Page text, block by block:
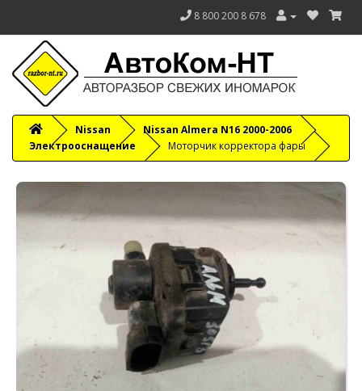
8 800 200 8 678
Nissan
Nissan Almera N16 2000-2006
Электрооснащение
Моторчик корректора фары